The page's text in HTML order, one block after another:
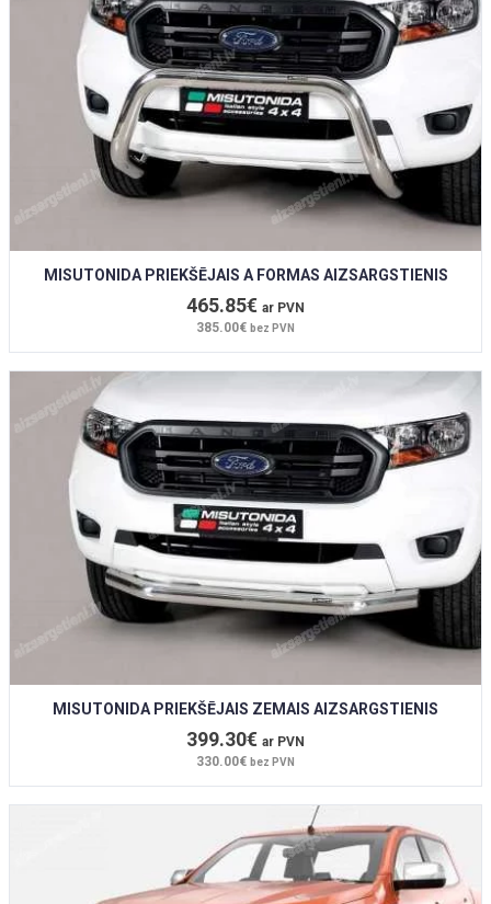
MISUTONIDA PRIEKŠĒJAIS A FORMAS AIZSARGSTIENIS
465.85€ ar PVN
385.00€ bez PVN
MISUTONIDA PRIEKŠĒJAIS ZEMAIS AIZSARGSTIENIS
399.30€ ar PVN
330.00€ bez PVN